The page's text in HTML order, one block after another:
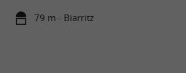
79 m - Biarritz